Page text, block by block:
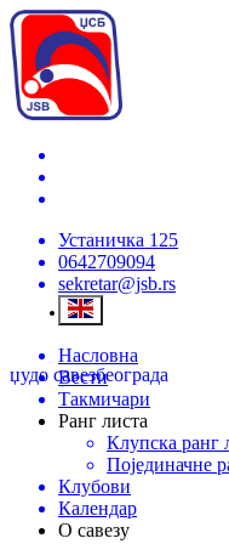
Устаничка 125
0642709094
sekretar@jsb.rs
џудо савезбеограда
Насловна
Вести
Такмичари
Ранг листа
Клупска ранг
Појединачне
Клубови
Календар
О савезу